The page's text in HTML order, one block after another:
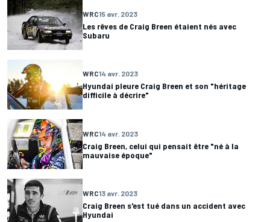
WRC15 avr. 2023
Les rêves de Craig Breen étaient nés avec
Subaru
WRC14 avr. 2023
Hyundai pleure Craig Breen et son "héritage
difficile à décrire"
WRC14 avr. 2023
Craig Breen, celui qui pensait être "né à la
mauvaise époque"
WRC13 avr. 2023
Craig Breen s'est tué dans un accident avec
Hyundai